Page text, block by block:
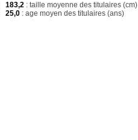
183,2 : taille moyenne des titulaires (cm)
25,0 : age moyen des titulaires (ans)